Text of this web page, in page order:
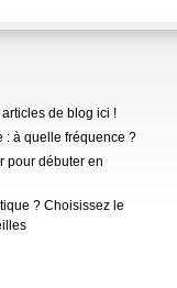
de blog ici !
: à quelle fréquence ?
pour débuter en
? Choisissez le